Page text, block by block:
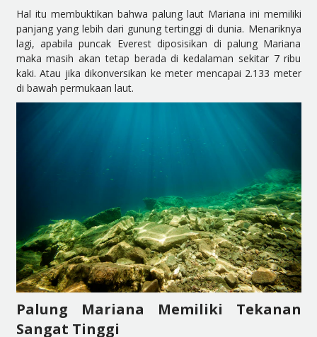
Hal itu membuktikan bahwa palung laut Mariana ini memiliki
panjang yang lebih dari gunung tertinggi di dunia. Menariknya
lagi, apabila puncak Everest diposisikan di palung Mariana
maka masih akan tetap berada di kedalaman sekitar 7 ribu
kaki. Atau jika dikonversikan ke meter mencapai 2.133 meter
di bawah permukaan laut.
Palung Mariana Memiliki Tekanan
Sangat Tinggi